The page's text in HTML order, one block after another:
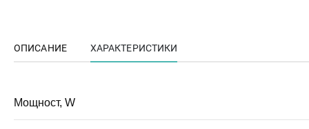
ОПИСАНИЕ ХАРАКТЕРИСТИКИ
Мощност, W